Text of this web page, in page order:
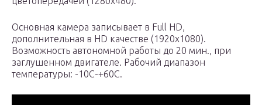
Основная камера записывает в Full HD,
дополнительная в HD качестве (1920х1080).
Возможность автономной работы до 20 мин., при
заглушенном двигателе. Рабочий диапазон
температуры: -10С-+60С.